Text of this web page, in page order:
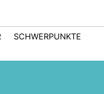
SCHWERPUNKTE